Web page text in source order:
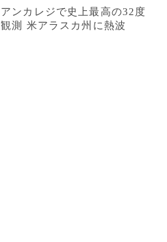
アンカレジで史上最高の32度
観測 米アラスカ州に熱波